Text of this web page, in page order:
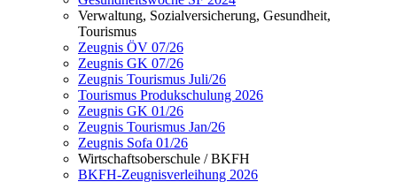
Verwaltung, Sozialversicherung, Gesundheit,
Tourismus
Zeugnis ÖV 07/26
Zeugnis GK 07/26
Zeugnis Tourismus Juli/26
Tourismus Produkschulung 2026
Zeugnis GK 01/26
Zeugnis Tourismus Jan/26
Zeugnis Sofa 01/26
Wirtschaftsoberschule / BKFH
BKFH-Zeugnisverleihung 2026